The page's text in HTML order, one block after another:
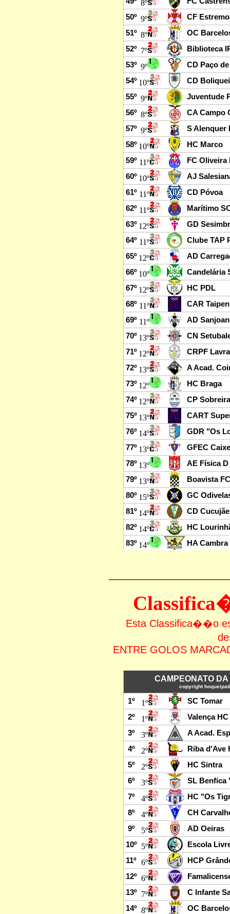
Esta Classifica��o
ENTRE GOLOS